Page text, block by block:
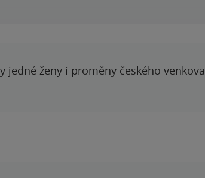
jedné ženy i proměny českého venkova